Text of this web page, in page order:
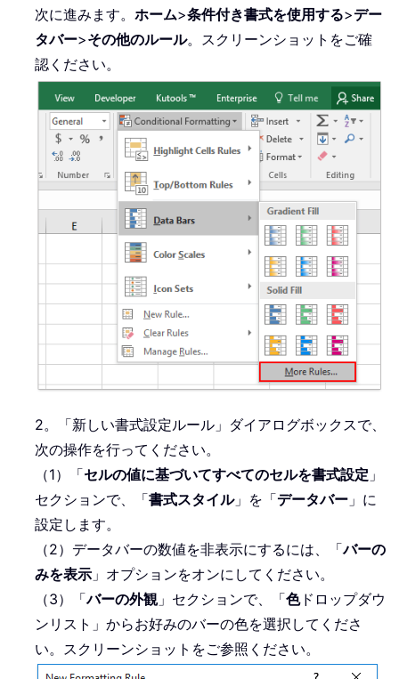
次に進みます。 ホーム>条件付き書式を使用する>デー
タバー>その他のルール。スクリーンショットをご確
認ください。
2。「新しい書式設定ルール」ダイアログボックスで、
次の操作を行ってください。
（1）「セルの値に基づいてすべてのセルを書式設定 」
セクションで、「書式スタイル」を「データバー 」に
設定します。
（2）データバーの数値を非表示にするには、「バーの
みを表示 」オプションをオンにしてください。
（3）「バーの外観」セクションで、「色ドロップダウ
ンリスト」からお好みのバーの色を選択してくださ
い。スクリーンショットをご参照ください。